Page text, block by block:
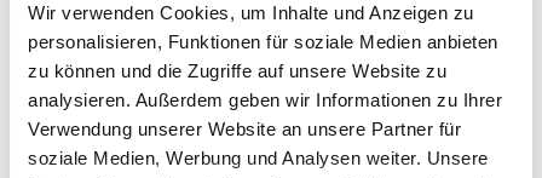
Wir verwenden Cookies, um Inhalte und Anzeigen zu
personalisieren, Funktionen für soziale Medien anbieten
zu können und die Zugriffe auf unsere Website zu
analysieren. Außerdem geben wir Informationen zu Ihrer
Verwendung unserer Website an unsere Partner für
soziale Medien, Werbung und Analysen weiter. Unsere